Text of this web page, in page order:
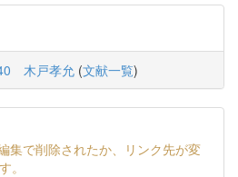
木戸孝允 (文献一覧)
集で削除されたか、リンク先が変
。